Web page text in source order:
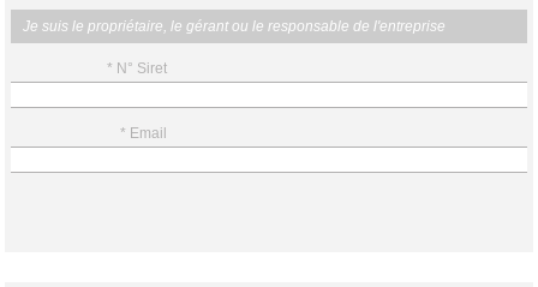
Je suis le propriétaire, le gérant ou le responsable de l'entreprise
* N° Siret
* Email